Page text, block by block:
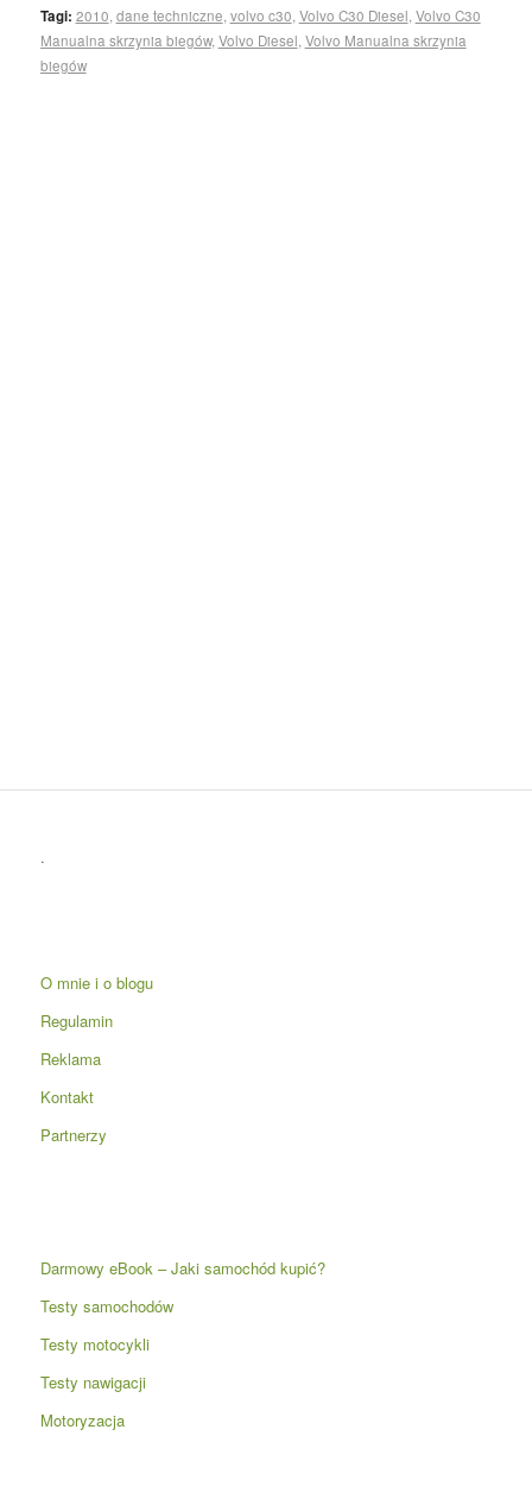
Tagi: 2010 dane techniczne volvo c30 Volvo C30 Diesel Volvo C30
Manualna skrzynia biegów, Volvo Diesel Volvo Manualna skrzynia
biegów
.
O mnie i o blogu
Regulamin
Reklama
Kontakt
Partnerzy
Darmowy eBook – Jaki samochód kupić?
Testy samochodów
Testy motocykli
Testy nawigacji
Motoryzacja